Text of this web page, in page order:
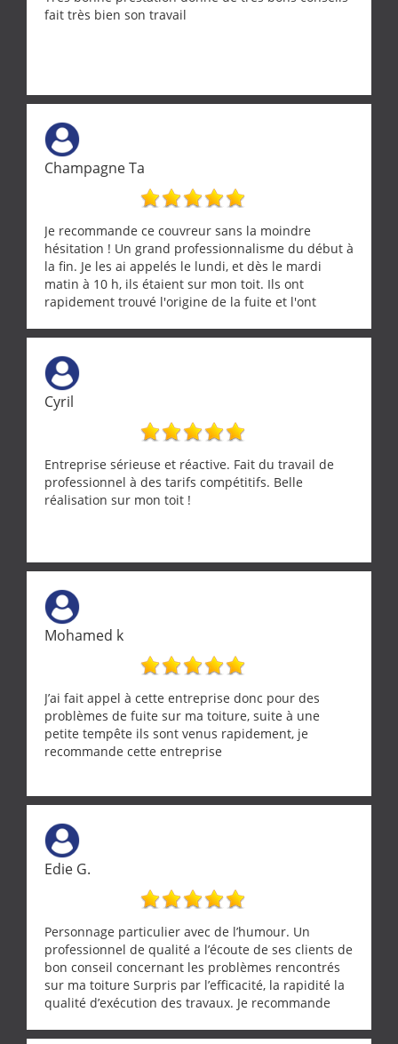
fait très bien son travail
Champagne Ta
Je recommande ce couvreur sans la moindre
hésitation ! Un grand professionnalisme du début à
la fin. Je les ai appelés le lundi, et dès le mardi
matin à 10 h, ils étaient sur mon toit. Ils ont
rapidement trouvé l'origine de la fuite et l'ont
Une équipe sérieuse, réactive et compétente. C'est
vraiment rassurant de pouvoir compter sur des
artisans aussi professionnels. Merci encore !
Cyril
Entreprise sérieuse et réactive. Fait du travail de
professionnel à des tarifs compétitifs. Belle
réalisation sur mon toit !
Mohamed k
J’ai fait appel à cette entreprise donc pour des
problèmes de fuite sur ma toiture, suite à une
petite tempête ils sont venus rapidement, je
recommande cette entreprise
Edie G.
Personnage particulier avec de l’humour. Un
professionnel de qualité a l’écoute de ses clients de
bon conseil concernant les problèmes rencontrés
sur ma toiture Surpris par l’efficacité, la rapidité la
qualité d’exécution des travaux. Je recommande